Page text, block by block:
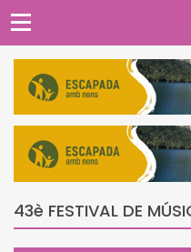
43è FESTIVAL DE